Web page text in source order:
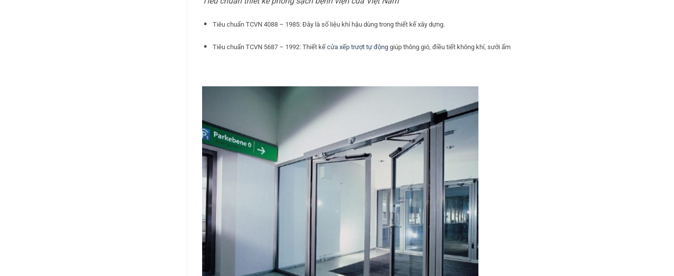
Tiêu chuẩn TCVN 4088 – 1985: Đây là số liệu khí hậu dùng trong thiết kế xây dựng.
Tiêu chuẩn TCVN 5687 – 1992: Thiết kế cửa xếp trượt tự độnggiúp thông gió, điều tiết không khí, sưởi ấm